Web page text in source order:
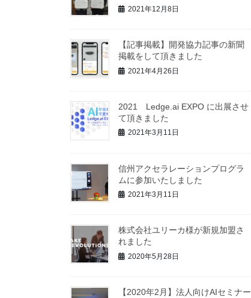
2021年12月8日
【記事掲載】開発協力記事の新聞
掲載をして頂きました
2021年4月26日
2021 Ledge.ai EXPO に出展させ
て頂きました
2021年3月11日
信州アクセラレーションプログラ
ムに参加いたしました
2021年3月11日
株式会社ユリーカ様が新規加盟さ
れました
2020年5月28日
【2020年2月】法人向けAIセミナー